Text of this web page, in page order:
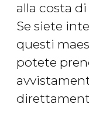
alla costa
Se siete
questi
potete